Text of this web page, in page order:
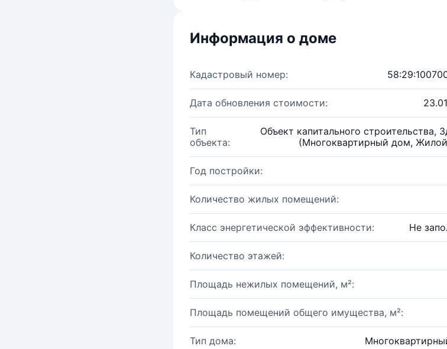
Информация о доме
Кадастровый номер:
Дата обновления стоимости:
Тип
объекта:
Объект капитального строительства,
(Многоквартирный дом,
Год постройки:
Количество жилых помещений:
Класс энергетической эффективности: Не
Количество этажей:
Площадь нежилых помещений, м²:
Площадь помещений общего имущества, м²:
Тип дома: